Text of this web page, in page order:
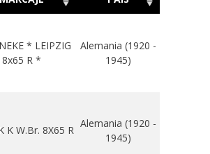
* LEIPZIG
8x65 R *
Alemania (1920 -
1945)
K W.Br. 8X65 R
Alemania (1920 -
1945)